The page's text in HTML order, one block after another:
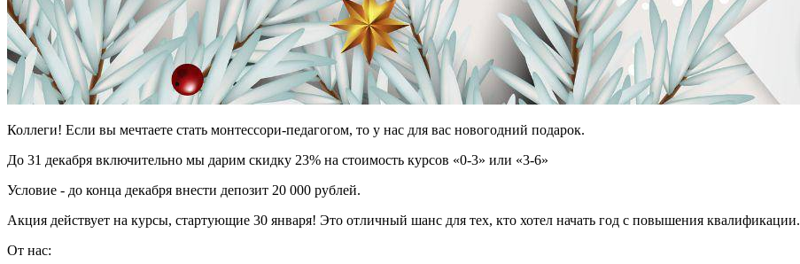
Коллеги! Если вы мечтаете стать монтессори-педагогом, то у нас для вас новогодний подарок.
До 31 декабря включительно мы дарим скидку 23% на стоимость курсов «0-3» или «3-6»
Условие - до конца декабря внести депозит 20 000 рублей.
Акция действует на курсы, стартующие 30 января! Это отличный шанс для тех, кто хотел начать год с повышения квалификации.
От нас: